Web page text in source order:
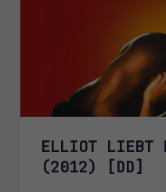
ELLIOT LIEBT
(2012) [DD]